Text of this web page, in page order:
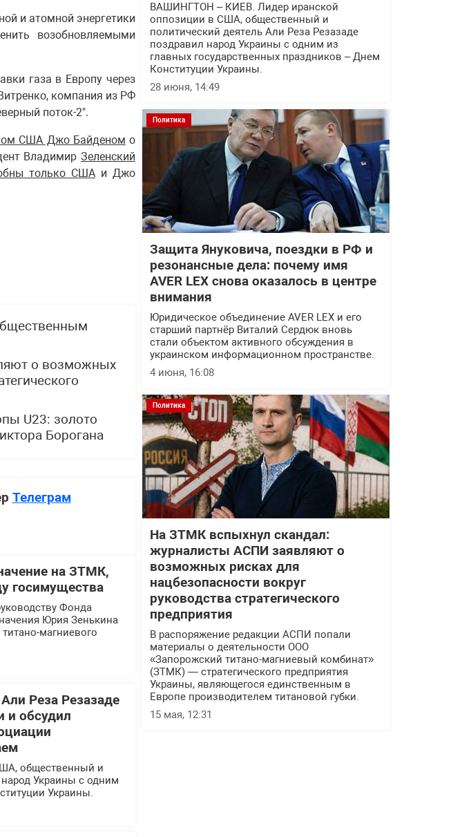
и атомной энергетики
возобновляемыми
газа в Европу через
компания из РФ
поток-2".
США Джо Байденом о
Владимир Зеленский
только СШАи Джо
о возможных
U23: золото
Борогана
Телеграм
на ЗТМК,
госимущества
Фонда
Юрия Зенькина
магниевого
Реза Резазаде
и обсудил
общественный и
Украины с одним
Украины.
ВАШИНГТОН – КИЕВ. Лидер иранской
оппозиции в США, общественный и
политический деятель Али Реза Резазаде
поздравил народ Украины с одним из
главных государственных праздников – Днем
Конституции Украины.
28 июня, 14:49
Политика
Защита Януковича, поездки в РФ и
резонансные дела: почему имя
AVER LEX снова оказалось в центре
внимания
Юридическое объединение AVER LEX и его
старший партнёр Виталий Сердюк вновь
стали объектом активного обсуждения в
украинском информационном пространстве.
4 июня, 16:08
Политика
На ЗТМК вспыхнул скандал:
журналисты АСПИ заявляют о
возможных рисках для
нацбезопасности вокруг
руководства стратегического
предприятия
В распоряжение редакции АСПИ попали
материалы о деятельности ООО
«Запорожский титано-магниевый комбинат»
(ЗТМК) — стратегического предприятия
Украины, являющегося единственным в
Европе производителем титановой губки.
15 мая, 12:31